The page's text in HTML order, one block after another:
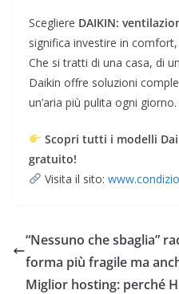
Scegliere DAIKIN:
significa investire in
Che si tratti di una casa, di
Daikin offre soluzioni
un’aria più pulita ogni giorno.
Scopri tutti i modelli
gratuito!
Visita il sito:
“Nessuno che sbaglia”
forma più fragile ma
Miglior hosting: perché